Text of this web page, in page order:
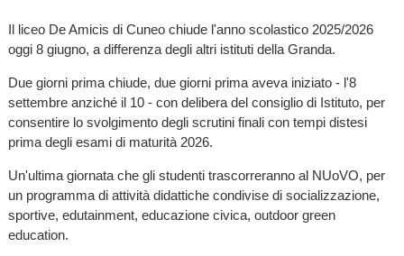
Il liceo De Amicis di Cuneo chiude l'anno scolastico 2025/2026
oggi 8 giugno, a differenza degli altri istituti della Granda.
Due giorni prima chiude, due giorni prima aveva iniziato - l'8
settembre anziché il 10 - con delibera del consiglio di Istituto, per
consentire lo svolgimento degli scrutini finali con tempi distesi
prima degli esami di maturità 2026.
Un'ultima giornata che gli studenti trascorreranno al NUoVO, per
un programma di attività didattiche condivise di socializzazione,
sportive, edutainment, educazione civica, outdoor green
education.